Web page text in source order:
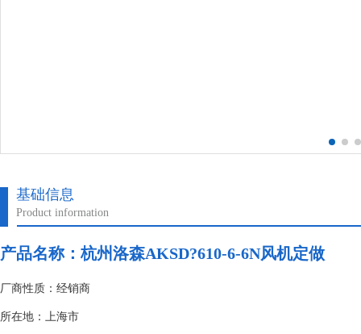
基础信息
Product information
产品名称：杭州洛森AKSD?610-6-6N风机定做
厂商性质：经销商
所在地：上海市